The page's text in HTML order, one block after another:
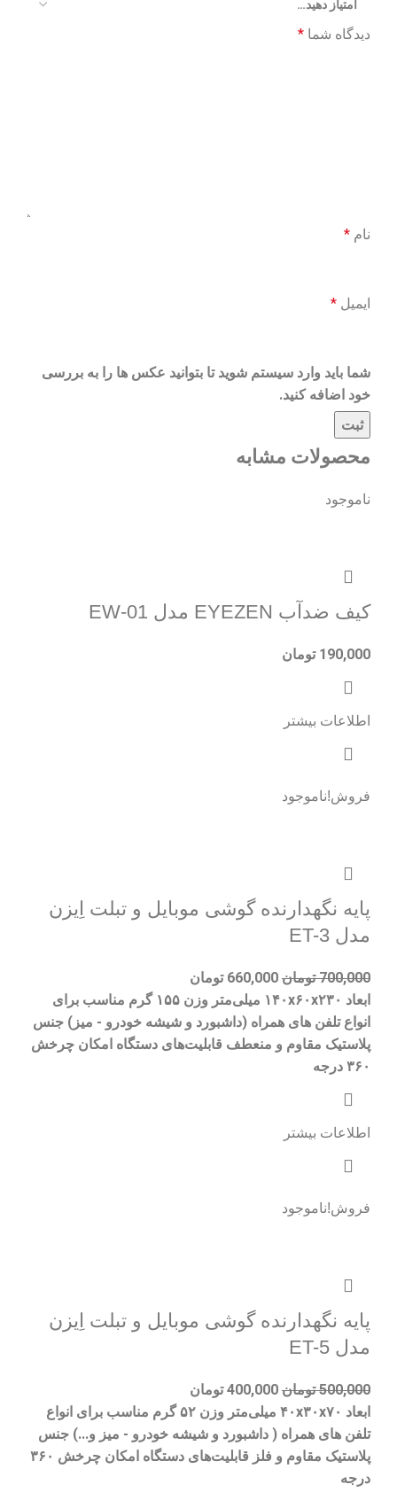
دیدگاه شما *
نام *
ایمیل *
شما باید وارد سیستم شوید تا بتوانید عکس ها را به بررسی
خود اضافه کنید.
محصولات مشابه
ناموجود
کیف ضدآب EYEZEN مدل EW-01
190,000 تومان
اطلاعات بیشتر
فروش!ناموجود
پایه نگهدارنده گوشی موبایل و تبلت اِیزن
مدل ET-3
700,000 تومان 660,000 تومان
ابعاد ۱۴۰x۶۰x۲۳۰ میلی‌متر وزن ۱۵۵ گرم مناسب برای
انواع تلفن های همراه (داشبورد و شیشه خودرو - میز) جنس
پلاستیک مقاوم و منعطف قابلیت‌های دستگاه امکان چرخش
۳۶۰ درجه
اطلاعات بیشتر
فروش!ناموجود
پایه نگهدارنده گوشی موبایل و تبلت اِیزن
مدل ET-5
500,000 تومان 400,000 تومان
ابعاد ۴۰x۳۰x۷۰ میلی‌متر وزن ۵۲ گرم مناسب برای انواع
تلفن های همراه ( داشبورد و شیشه خودرو - میز و...) جنس
پلاستیک مقاوم و فلز قابلیت‌های دستگاه امکان چرخش ۳۶۰
درجه